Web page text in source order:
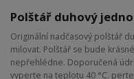
Polštář duhový
Originální nadčasový polštář
milovat. Polštář se bude
nepřehlédne. Doporučená
vyperte na teplotu 40 °C.